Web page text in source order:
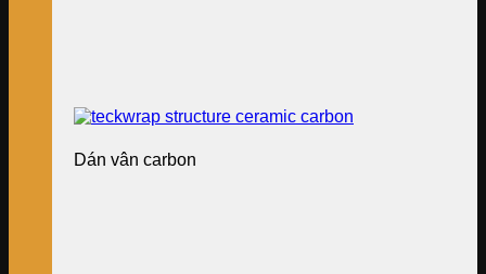
Dán vân carbon